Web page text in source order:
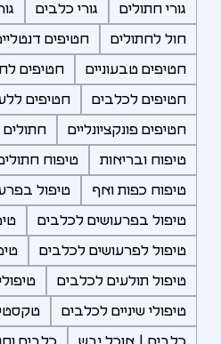
גורי חתולים גורי כלבים
חול לחתולים חטיפים
חטיפים טבעוניים חטיפים
חטיפים לכלבים חטיפים
חטיפים פונקציונליים חתולים
טיפוח ובריאות טיפוח
טיפוח כפות ואף טיפול
טיפול בפרעושים לכלבים
טיפול לפרעושים לכלבים
טיפול תולעים לכלבים
טיפולי שיניים לכלבים
כלבים | אוכל יבש כלבים